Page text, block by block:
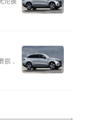
论换
损，